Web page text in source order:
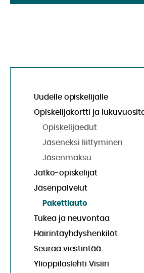
Uudelle opiskelijalle
Opiskelijakortti ja
Opiskelijaedut
Jäseneksi liittyminen
Jäsenmaksu
Jatko-opiskelijat
Jäsenpalvelut
Pakettiauto
Tukea ja neuvontaa
Häirintäyhdyshenkilöt
Seuraa viestintää
Ylioppilaslehti Visiiri